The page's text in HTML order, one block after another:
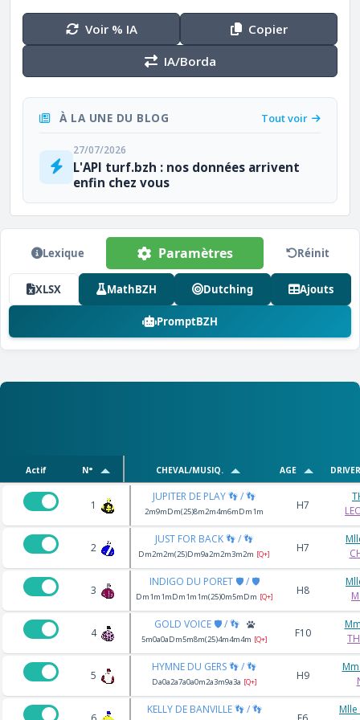
Voir % IA
Copier
IA/Borda
À LA UNE DU BLOG Tout voir
27/07/2026
L'API turf.bzh : nos données arrivent
enfin chez vous
Lexique Paramètres Réinit
XLSX MathBZH Dutching Ajouts
PromptBZH
Actif N° CHEVAL/MUSIQ. AGE
1
JUPITER DE PLAY 👣 / 👣
2m9mDm(25)8m2m4m6mDm1m H7
2
JUST FOR BACK 👣 / 👣
Dm2m2m(25)Dm9a2m2m3m2m [Q+] H7
3
INDIGO DU PORET 🛡️ / 🛡️
Dm1m1mDm1m1m(25)0m5mDm [Q+] H8
4
GOLD VOICE 🛡️ / 👣
5m0a0aDm5m8m(25)4m4m4m [Q+] F10
5
HYMNE DU GERS 👣 / 👣
Da0a2a7a0a0m2a3m9a3a [Q+] H9
KELLY DE BANVILLE 👣 / 👣
Mlle